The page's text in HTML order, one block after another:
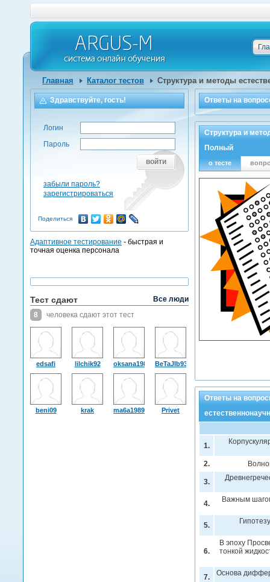
Главная Каталог тестов Структура и методы
Ответы на
Структура и
Полный
о тесте
Ответы на
1.
2.
3.
4. Важным
5.
6.
В эпоху
тонкой
7. Основа
Здравствуйте, гость!
Логин
Пароль
войти
забыли пароль?
зарегистрироваться
Поделиться
Адаптивное тестирование - быстрая и
точная оценка персонала
Тест сдают
Все люди
8
человека сдают этот тест
edsafi lilchik92 oksana1987 BeTaJIb93
beni09 krak ma6a1989 Privet